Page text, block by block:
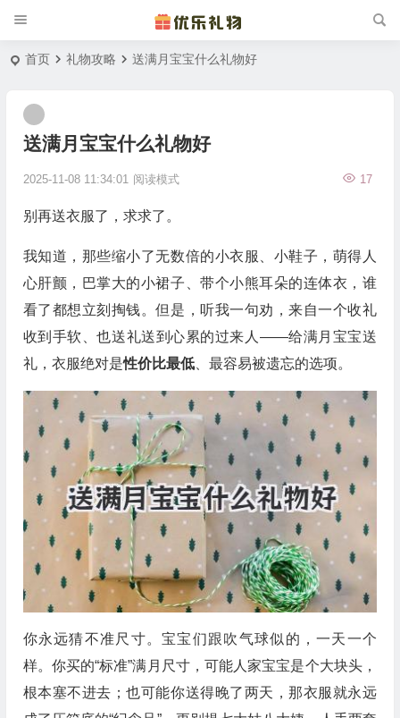
首页 礼物攻略 送满月宝宝什么礼物好
送满月宝宝什么礼物好
2025-11-08 11:34:01 17
阅读模式
别再送衣服了，求求了。
我知道，那些缩小了无数倍的小衣服、小鞋子，萌得人
心肝颤，巴掌大的小裙子、带个小熊耳朵的连体衣，谁
看了都想立刻掏钱。但是，听我一句劝，来自一个收礼
收到手软、也送礼送到心累的过来人——给满月宝宝送
礼，衣服绝对是性价比最低、最容易被遗忘的选项。
你永远猜不准尺寸。宝宝们跟吹气球似的，一天一个
样。你买的“标准”满月尺寸，可能人家宝宝是个大块头，
根本塞不进去；也可能你送得晚了两天，那衣服就永远